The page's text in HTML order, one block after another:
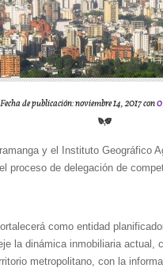
Fecha de publicación: noviembre 14, 2017 con0
y el Instituto Geográfico
proceso de delegación de
como entidad
la dinámica inmobiliaria actual,
metropolitano, con la